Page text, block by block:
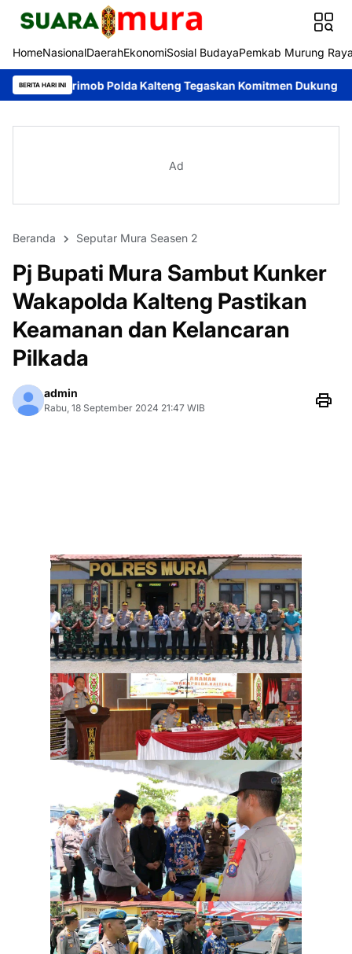
HomeNasionalDaerahEkonomiSosial BudayaPemkab Murung
BERITA HARI INI
Polda Kalteng Tegaskan Komitmen Dukung Pencegahan
Ad
Beranda Seputar Mura Seasen 2
Pj Bupati Mura Sambut Kunker
Wakapolda Kalteng Pastikan
Keamanan dan Kelancaran
Pilkada
admin
Rabu, 18 September 2024 21:47 WIB